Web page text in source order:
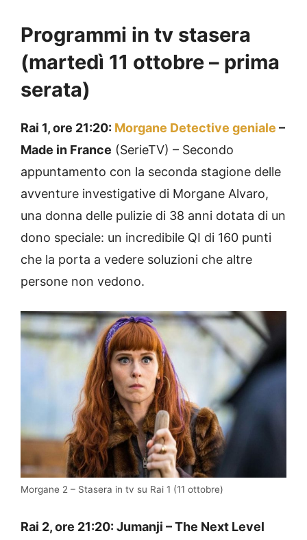
Programmi in tv stasera
(martedì 11 ottobre – prima
serata)
Rai 1, ore 21:20: Morgane Detective geniale –
Made in France (SerieTV) – Secondo
appuntamento con la seconda stagione delle
avventure investigative di Morgane Alvaro,
una donna delle pulizie di 38 anni dotata di un
dono speciale: un incredibile QI di 160 punti
che la porta a vedere soluzioni che altre
persone non vedono.
Morgane 2 – Stasera in tv su Rai 1 (11 ottobre)
Rai 2, ore 21:20: Jumanji – The Next Level